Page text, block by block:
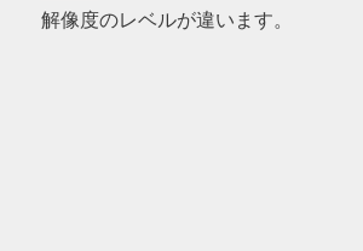
解像度のレベルが違います。